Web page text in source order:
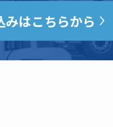
みはこちらから